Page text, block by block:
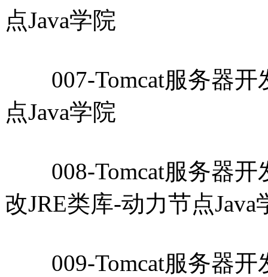
点Java学院
007-Tomcat服务器开
点Java学院
008-Tomcat服务器开
改JRE类库-动力节点Java
009-Tomcat服务器开